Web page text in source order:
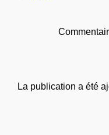
La publication a été